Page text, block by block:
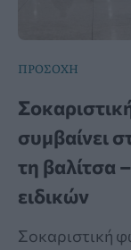
ΠΡΟΣΟΧΗ
συμβαίνει
τη βαλίτσα
ειδικών
Σοκαριστική